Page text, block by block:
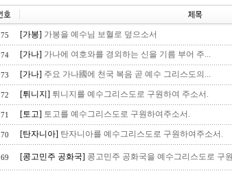
[가봉] 가봉을 예수님 보혈로 덮으소서
[가나] 가나에 여호와를 경외하는 신을 기름 부어 주...
[가나] 주요 가나國에 천국 복음 곧 예수 그리스도의...
[튀니지] 튀니지를 예수그리스도로 구원하여 주소서.
[토고] 토고를 예수그리스도로 구원하여주소서.
[탄자니아] 탄자니아를 예수그리스도로 구원하여주소서.
[콩고민주 공화국] 콩고민주 공화국을 예수그리스도로 구